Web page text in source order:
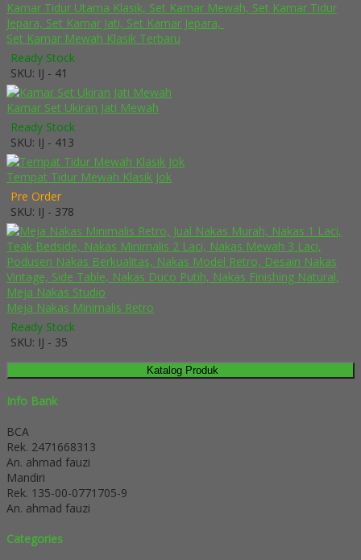
Set Kamar Mewah Klasik Terbaru
Ready Stock
SKU: IJ - 41
Kamar Set Ukiran Jati Mewah
Ready Stock
SKU: IJ - 413
Tempat Tidur Mewah Klasik Jok
Pre Order
SKU: IJ - 378
Meja Nakas Minimalis Retro
Ready Stock
SKU: IJ - 35
Katalog Produk
Info Bank
BCA
Rek. 2471668313
An. ahmad fauzi
Mandiri
Rek. 135-00-0771705-9
An. ahmad fauzi
Categories